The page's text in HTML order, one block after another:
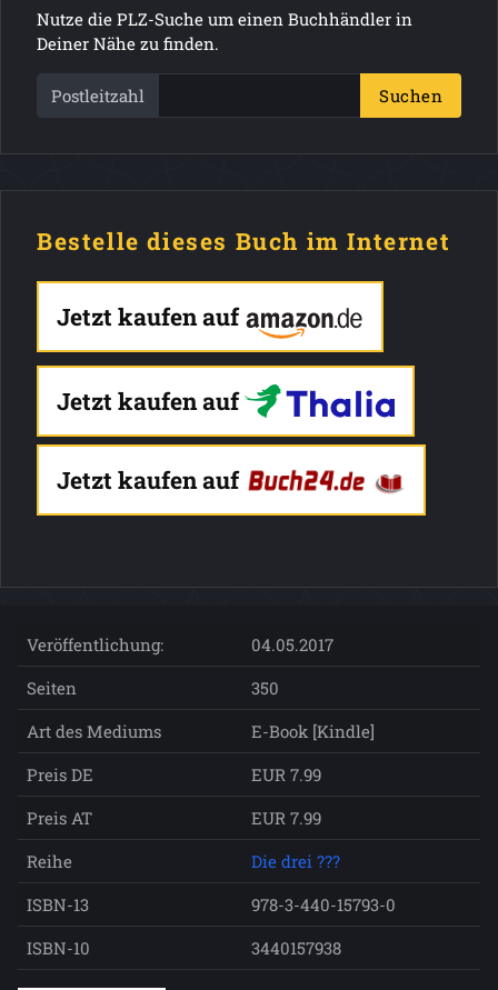
Nutze die PLZ-Suche um einen Buchhändler in
Deiner Nähe zu finden.
Postleitzahl Suchen
Bestelle dieses Buch im Internet
Jetzt kaufen auf
Jetzt kaufen auf
Jetzt kaufen auf
Veröffentlichung:
04.05.2017
Seiten
350
Art des Mediums
E-Book [Kindle]
Preis DE
EUR 7.99
Preis AT
EUR 7.99
Reihe
Die drei ???
ISBN-13
978-3-440-15793-0
ISBN-10
3440157938